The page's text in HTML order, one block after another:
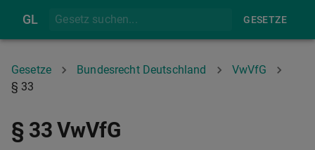
GL GESETZE
Gesetze Bundesrecht Deutschland
VwVfG
§ 33
§ 33 VwVfG